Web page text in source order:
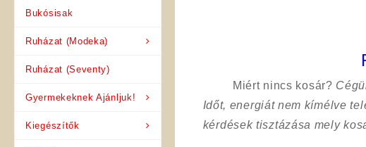
Bukósisak
Ruházat (Modeka)
Ruházat (Seventy)
Gyermekeknek Ajánljuk!
Kiegészítők
Miért nincs kosár?
Időt, energiát nem kímélve
kérdések tisztázása mely